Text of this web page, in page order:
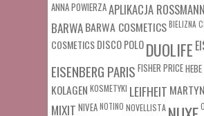
ANNA POWIERZAAPLIKACJA ROSSMANN
BARWABARWA COSMETICSBIELIZNA
COSMETICSDISCO POLODUOLIFE
EISENBERG PARIS FISHER PRICEHEBE
KOLAGEN KOSMETYKI LEIFHEIT
MIXIT NIVEANOTINO NOVELLISTA